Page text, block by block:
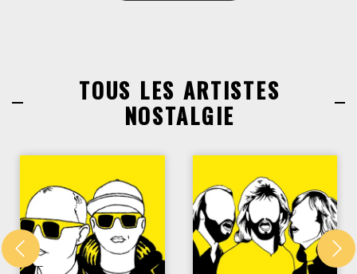
TOUS LES ARTISTES
NOSTALGIE